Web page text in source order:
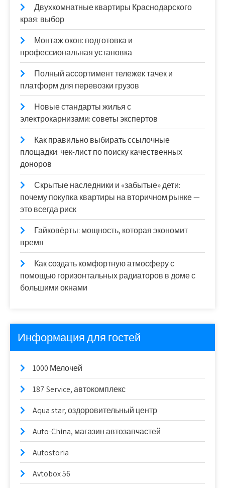
Двухкомнатные квартиры Краснодарского
края: выбор
Монтаж окон: подготовка и
профессиональная установка
Полный ассортимент тележек тачек и
платформ для перевозки грузов
Новые стандарты жилья с
электрокарнизами: советы экспертов
Как правильно выбирать ссылочные
площадки: чек-лист по поиску качественных
доноров
Скрытые наследники и «забытые» дети:
почему покупка квартиры на вторичном рынке —
это всегда риск
Гайковёрты: мощность, которая экономит
время
Как создать комфортную атмосферу с
помощью горизонтальных радиаторов в доме с
большими окнами
Информация для гостей
1000 Мелочей
187 Service, автокомплекс
Aqua star, оздоровительный центр
Auto-China, магазин автозапчастей
Autostoria
Avtobox 56